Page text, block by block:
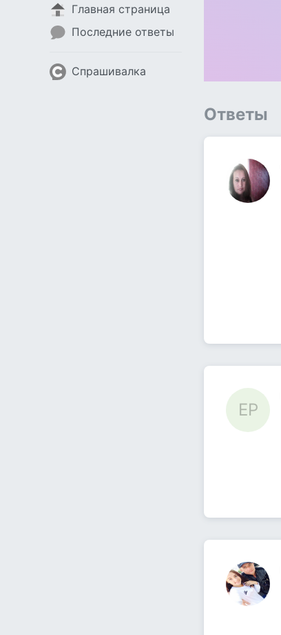
Главная страница
Последние ответы
Спрашивалка
Ответы
ЕР